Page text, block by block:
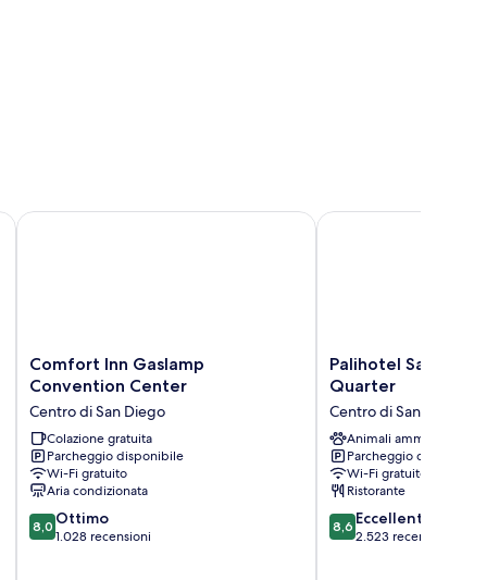
Gaslamp Quarter
Comfort
Inn
Convention
Center
Centro
di
San
Diego
Comfort Inn Gaslamp
Convention Center
Centro di San Diego
Colazione gratuita
Parcheggio disponibile
Wi-Fi gratuito
Aria condizionata
8.0
su
8,0 Ottimo
1.028 recensioni
Comfort Inn Gaslamp Convention Center
Palihotel
San
Gaslamp
Quarter
Centro
di
San
Diego
Palihotel San Diego
Quarter
Centro di San Diego
Animali ammessi
Parcheggio disponibile
Wi-Fi gratuito
Ristorante
8.6
su
8,6 Eccellente
2.523 recensioni
Palihotel San Diego